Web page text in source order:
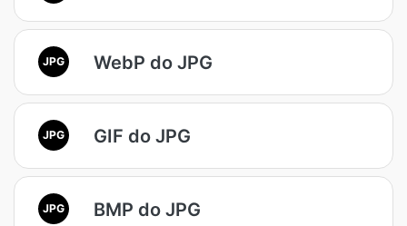
JPG WebP do JPG
JPG GIF do JPG
JPG BMP do JPG